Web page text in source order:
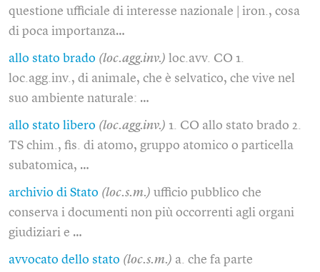
questione ufficiale di interesse nazionale | iron., cosa
di poca importanza…
allo stato brado (loc.agg.inv.) loc.avv. CO 1.
loc.agg.inv., di animale, che è selvatico, che vive nel
suo ambiente naturale: …
allo stato libero (loc.agg.inv.) 1. CO allo stato brado 2.
TS chim., fis. di atomo, gruppo atomico o particella
subatomica, …
archivio di Stato (loc.s.m.) ufficio pubblico che
conserva i documenti non più occorrenti agli organi
giudiziari e …
avvocato dello stato (loc.s.m.) a. che fa parte